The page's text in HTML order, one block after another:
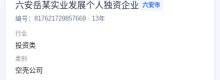
六安岳某实业发展个人独资企业 六安市
编号：817621729857669 · 13年
行业
投资类
类别
空壳公司